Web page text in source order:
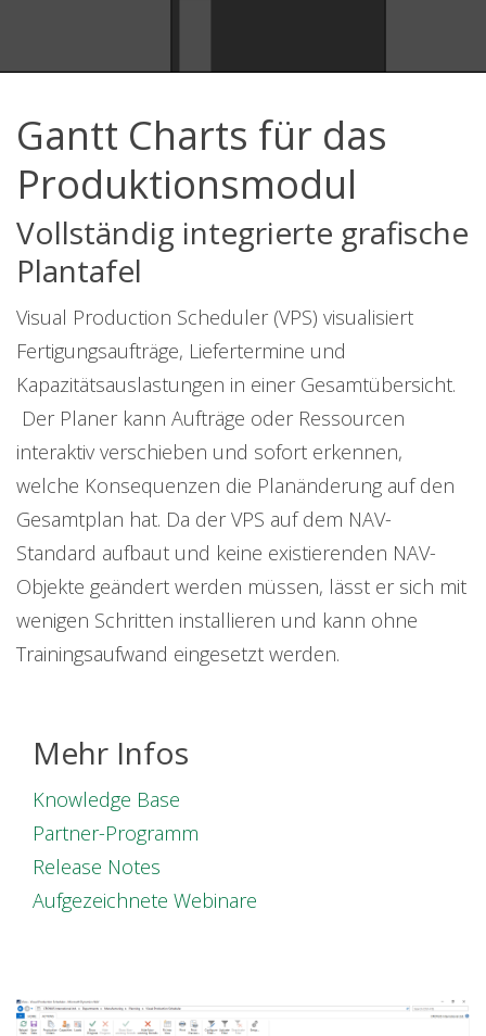
Gantt Charts für das
Produktionsmodul
Vollständig integrierte grafische
Plantafel
Visual Production Scheduler (VPS) visualisiert
Fertigungsaufträge, Liefertermine und
Kapazitätsauslastungen in einer Gesamtübersicht.
Der Planer kann Aufträge oder Ressourcen
interaktiv verschieben und sofort erkennen,
welche Konsequenzen die Planänderung auf den
Gesamtplan hat. Da der VPS auf dem NAV-
Standard aufbaut und keine existierenden NAV-
Objekte geändert werden müssen, lässt er sich mit
wenigen Schritten installieren und kann ohne
Trainingsaufwand eingesetzt werden.
Mehr Infos
Knowledge Base
Partner-Programm
Release Notes
Aufgezeichnete Webinare